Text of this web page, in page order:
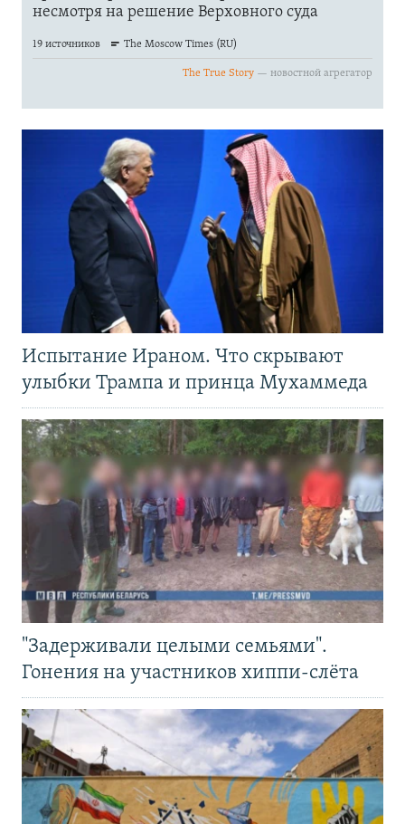
Испытание Ираном. Что скрывают
улыбки Трампа и принца Мухаммеда
"Задерживали целыми семьями".
Гонения на участников хиппи-слёта